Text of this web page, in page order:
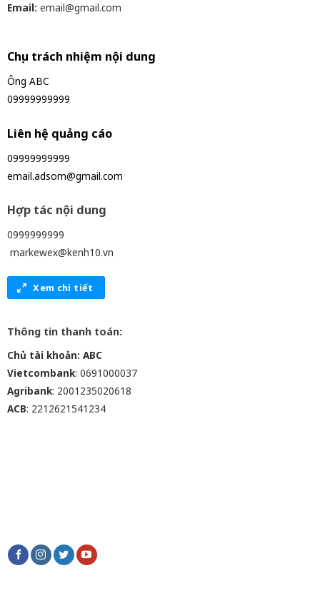
Email: email@gmail.com
Chịu trách nhiệm nội dung
Ông ABC
09999999999
Liên hệ quảng cáo
09999999999
email.adsom@gmail.com
Hợp tác nội dung
0999999999
markewex@kenh10.vn
Xem chi tiết
Thông tin thanh toán:
Chủ tài khoản: ABC
Vietcombank: 0691000037
Agribank: 2001235020618
ACB: 2212621541234